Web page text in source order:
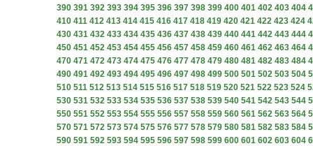
390 391 392 393 394 395 396 397 398 399 400 401 402 403 404
410 411 412 413 414 415 416 417 418 419 420 421 422 423 424
430 431 432 433 434 435 436 437 438 439 440 441 442 443 444
450 451 452 453 454 455 456 457 458 459 460 461 462 463 464
470 471 472 473 474 475 476 477 478 479 480 481 482 483 484
490 491 492 493 494 495 496 497 498 499 500 501 502 503 504
510 511 512 513 514 515 516 517 518 519 520 521 522 523 524
530 531 532 533 534 535 536 537 538 539 540 541 542 543 544
550 551 552 553 554 555 556 557 558 559 560 561 562 563 564
570 571 572 573 574 575 576 577 578 579 580 581 582 583 584
590 591 592 593 594 595 596 597 598 599 600 601 602 603 604